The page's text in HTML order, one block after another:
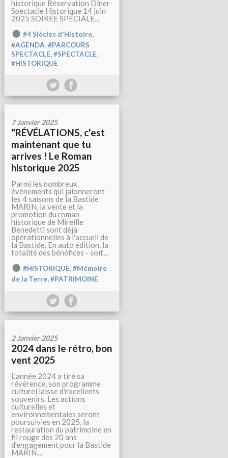
historique Réservation Dîner
Spectacle Historique 14 juin
2025 SOIRÉE SPÉCIALE...
#4 Siècles d'Histoire,
#AGENDA,#PARCOURS
SPECTACLE,#SPECTACLE,
#HISTORIQUE
7 Janvier 2025
"RÉVÉLATIONS, c'est
maintenant que tu
arrives ! Le Roman
historique 2025
Parmi les nombreux
événements qui jalonneront
les 4 saisons de la Bastide
MARIN, la vente et la
promotion du roman
historique de Mireille
Benedetti sont déjà
opérationnelles à l'accueil de
la Bastide. En auto édition, la
totalité des bénéfices - soit...
#HISTORIQUE,#Mémoire
de la Terre,#PATRIMOINE
2 Janvier 2025
2024 dans le rétro, bon
vent 2025
L'année 2024 a tiré sa
révérence, son programme
culturel laisse d'excellents
souvenirs. Les actions
culturelles et
environnementales seront
poursuivies en 2025, la
restauration du patrimoine en
fil rouge des 20 ans
d'engagement pour la Bastide
MARIN....